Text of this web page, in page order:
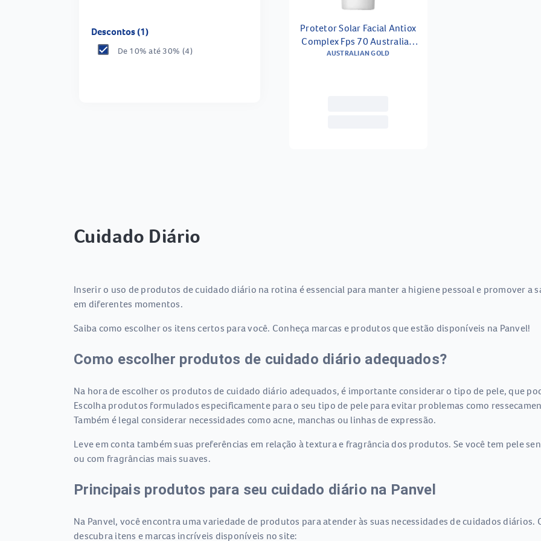
Descontos (1)
De 10% até 30% (4)
Protetor Solar Facial Antiox
Complex Fps 70 Australian
Gold 40ml
AUSTRALIAN GOLD
Cuidado Diário
Inserir o uso de produtos de cuidado diário na rotina é essencial para manter a higiene pessoal e promover a
em diferentes momentos.
Saiba como escolher os itens certos para você. Conheça marcas e produtos que estão disponíveis na Panvel!
Como escolher produtos de cuidado diário adequados?
Na hora de escolher os produtos de cuidado diário adequados, é importante considerar o tipo de pele, que
Escolha produtos formulados especificamente para o seu tipo de pele para evitar problemas como
Também é legal considerar necessidades como acne, manchas ou linhas de expressão.
Leve em conta também suas preferências em relação à textura e fragrância dos produtos. Se você tem pele
ou com fragrâncias mais suaves.
Principais produtos para seu cuidado diário na Panvel
Na Panvel, você encontra uma variedade de produtos para atender às suas necessidades de cuidados
descubra itens e marcas incríveis disponíveis no site: